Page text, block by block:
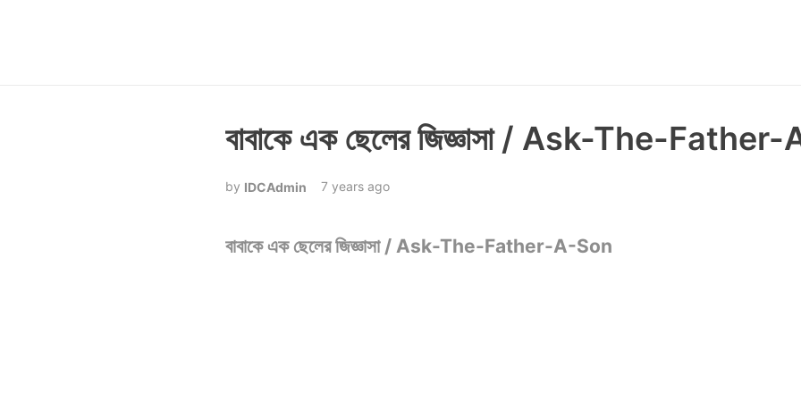
বাবাকে এক ছেলের জিজ্ঞাসা / Ask-The-
IDCAdmin 7 years ago
বাবাকে এক ছেলের জিজ্ঞাসা / Ask-The-Father-A-Son